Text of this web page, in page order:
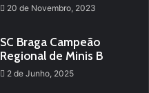
20 de Novembro, 2023
SC Braga Campeão
Regional de Minis B
2 de Junho, 2025